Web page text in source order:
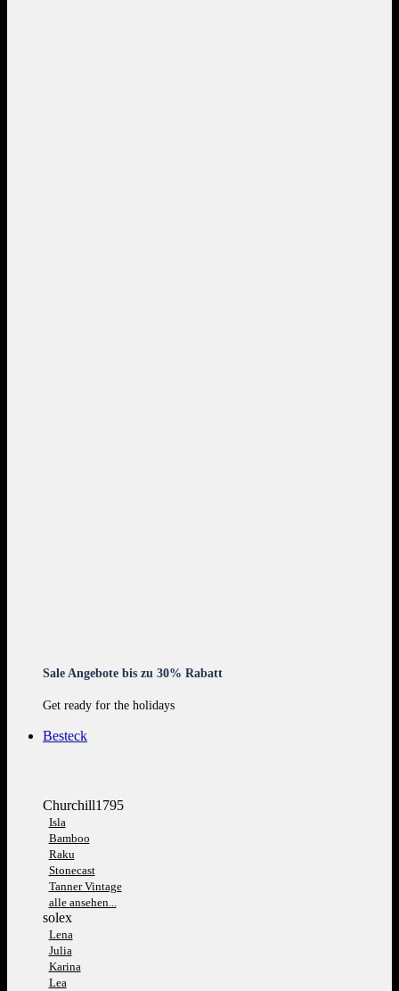
Sale Angebote bis zu 30% Rabatt
Get ready for the holidays
Besteck
Churchill1795
Isla
Bamboo
Raku
Stonecast
Tanner Vintage
alle ansehen...
solex
Lena
Julia
Karina
Lea